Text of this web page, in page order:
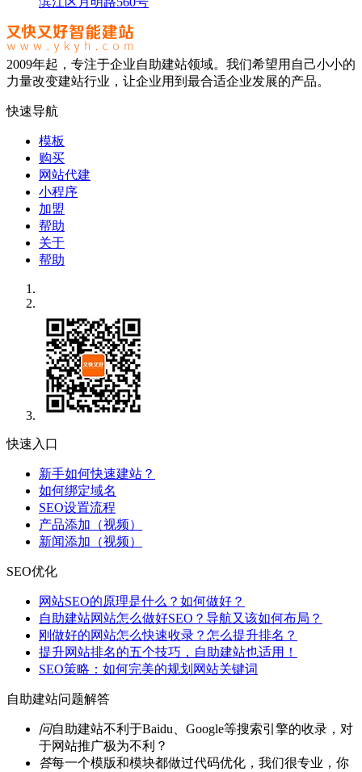
2009年起，专注于企业自助建站领域。我们希望用自己小小的
力量改变建站行业，让企业用到最合适企业发展的产品。
快速导航
模板
购买
网站代建
小程序
加盟
帮助
关于
帮助
快速入口
新手如何快速建站？
如何绑定域名
SEO设置流程
产品添加（视频）
新闻添加（视频）
SEO优化
网站SEO的原理是什么？如何做好？
自助建站网站怎么做好SEO？导航又该如何布局？
刚做好的网站怎么快速收录？怎么提升排名？
提升网站排名的五个技巧，自助建站也适用！
SEO策略：如何完美的规划网站关键词
自助建站问题解答
问自助建站不利于Baidu、Google等搜索引擎的收录，对
于网站推广极为不利？
答每一个模版和模块都做过代码优化，我们很专业，你